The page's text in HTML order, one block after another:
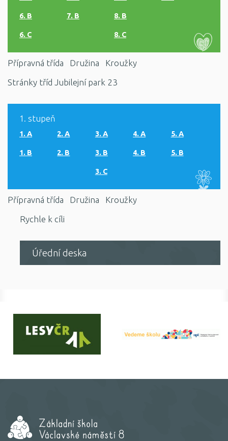
6. B
6. C
7. B 8. B
8. C
Přípravná třída Družina
Kroužky
Stránky tříd Jubilejní park 23
1. stupeň
1. A
1. B
2. A
2. B
3. A
3. B
3. C
4. A
4. B
5. A
5. B
Přípravná třída Družina
Kroužky
Rychle k cíli
Úřední deska